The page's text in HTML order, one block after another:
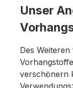
Unser
Des
verschönern